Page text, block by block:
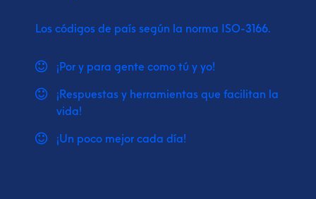
Los códigos de país según la norma ISO-3166.
¡Por y para gente como tú y yo!
¡Respuestas y herramientas que facilitan la
vida!
¡Un poco mejor cada día!